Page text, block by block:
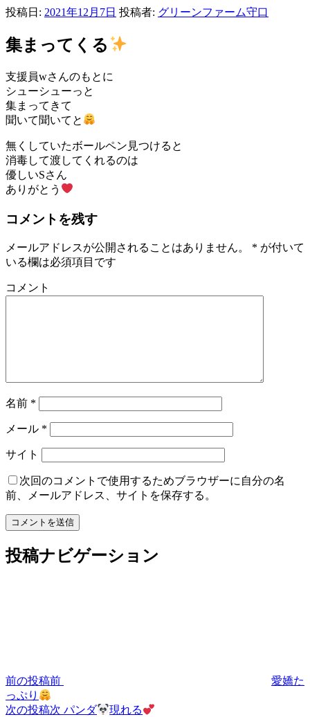
投稿日: 2021年12月7日 投稿者: グリーンファーム守口
集まってくる
支援員wさんのもとに
シューシューっと
集まってきて
聞いて聞いてと
無くしていたボールペン見つけると
消毒して渡してくれるのは
優しいSさん
ありがとう
コメントを残す
メールアドレスが公開されることはありません。 * が付いて
いる欄は必須項目です
コメント
名前 *
メール *
サイト
次回のコメントで使用するためブラウザーに自分の名
前、メールアドレス、サイトを保存する。
投稿ナビゲーション
前の投稿前
愛嬌た
っぷり
次の投稿次 パンダ 現れる